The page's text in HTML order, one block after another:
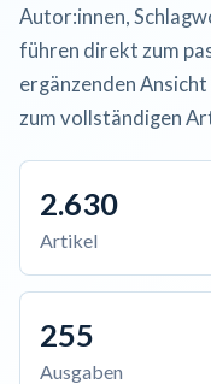
Autor:innen,
führen direkt zum
ergänzenden
zum vollständigen
2.630
Artikel
255
Ausgaben